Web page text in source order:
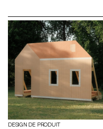
DESIGN DE PRODUIT